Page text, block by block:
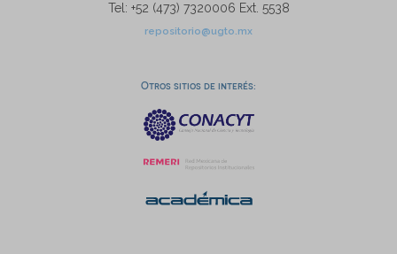
Tel: +52 (473) 7320006 Ext. 5538
repositorio@ugto.mx
Otros sitios de interés: